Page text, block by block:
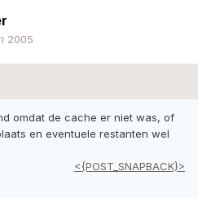
2005
omdat de cache er niet was, of
en eventuele restanten wel
<{POST_SNAPBACK}>